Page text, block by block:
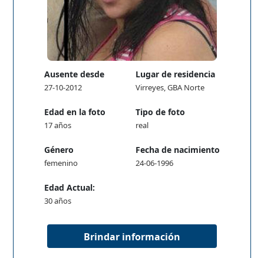
Ausente desde
27-10-2012
Lugar de residencia
Virreyes, GBA Norte
Edad en la foto
17 años
Tipo de foto
real
Género
femenino
Fecha de nacimiento
24-06-1996
Edad Actual:
30 años
Brindar información